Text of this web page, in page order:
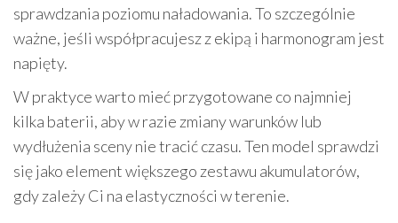
sprawdzania poziomu naładowania. To szczególnie
ważne, jeśli współpracujesz z ekipą i harmonogram jest
napięty.
W praktyce warto mieć przygotowane co najmniej
kilka baterii, aby w razie zmiany warunków lub
wydłużenia sceny nie tracić czasu. Ten model sprawdzi
się jako element większego zestawu akumulatorów,
gdy zależy Ci na elastyczności w terenie.